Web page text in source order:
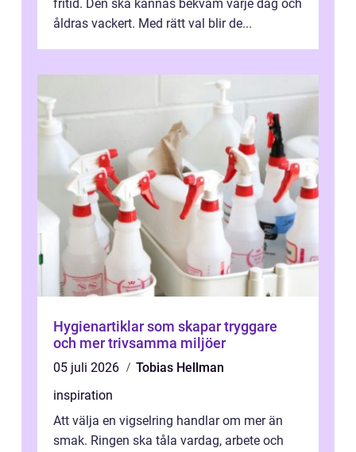
fritid. Den ska kännas bekväm varje dag och
åldras vackert. Med rätt val blir de...
Hygienartiklar som skapar tryggare
och mer trivsamma miljöer
05 juli 2026
Tobias Hellman
inspiration
Att välja en vigselring handlar om mer än
smak. Ringen ska tåla vardag, arbete och